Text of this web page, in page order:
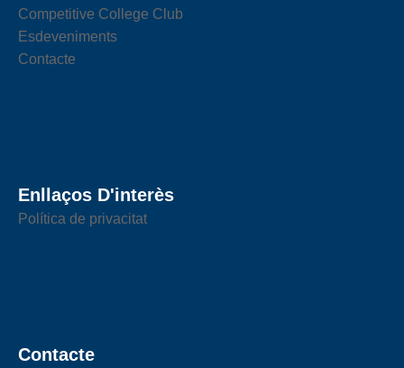
Competitive College Club
Esdeveniments
Contacte
Enllaços D'interès
Política de privacitat
Contacte